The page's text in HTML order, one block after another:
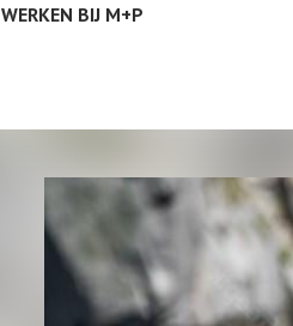
WERKEN BIJ M+P